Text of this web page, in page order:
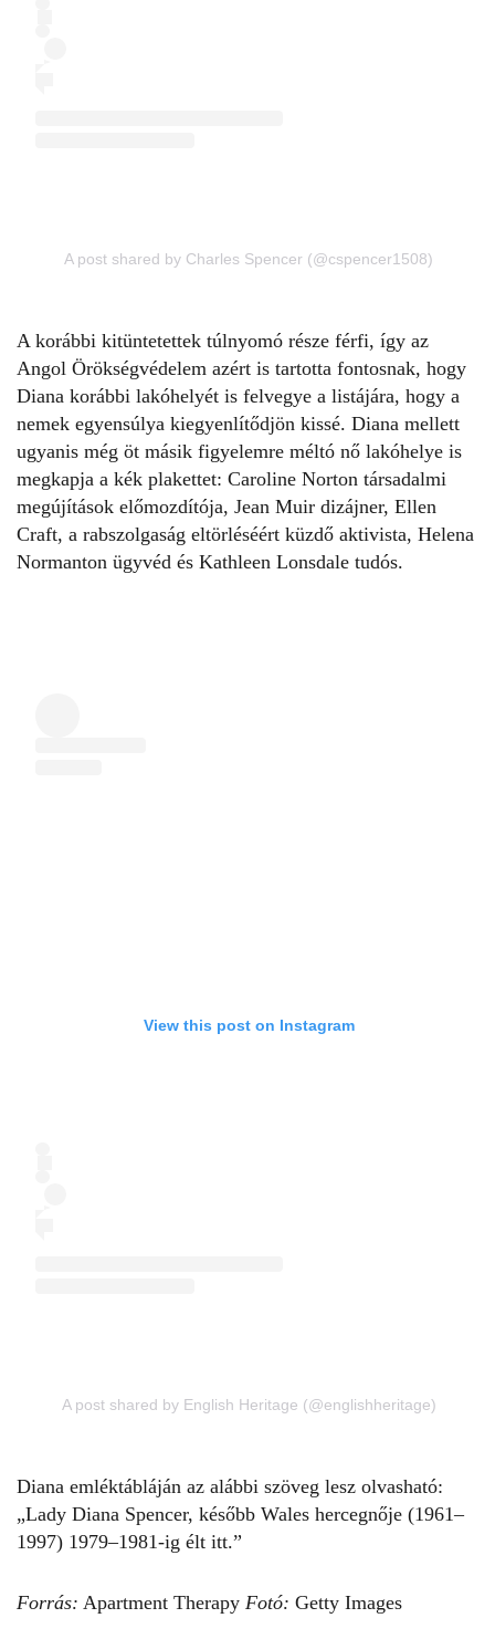
A post shared by Charles Spencer (@cspencer1508)
A korábbi kitüntetettek túlnyomó része férfi, így az
Angol Örökségvédelem azért is tartotta fontosnak, hogy
Diana korábbi lakóhelyét is felvegye a listájára, hogy a
nemek egyensúlya kiegyenlítődjön kissé. Diana mellett
ugyanis még öt másik figyelemre méltó nő lakóhelye is
megkapja a kék plakettet: Caroline Norton társadalmi
megújítások előmozdítója, Jean Muir dizájner, Ellen
Craft, a rabszolgaság eltörléséért küzdő aktivista, Helena
Normanton ügyvéd és Kathleen Lonsdale tudós.
View this post on Instagram
A post shared by English Heritage (@englishheritage)
Diana emléktábláján az alábbi szöveg lesz olvasható:
„Lady Diana Spencer, később Wales hercegnője (1961–
1997) 1979–1981-ig élt itt.”
Forrás: Apartment Therapy Fotó: Getty Images